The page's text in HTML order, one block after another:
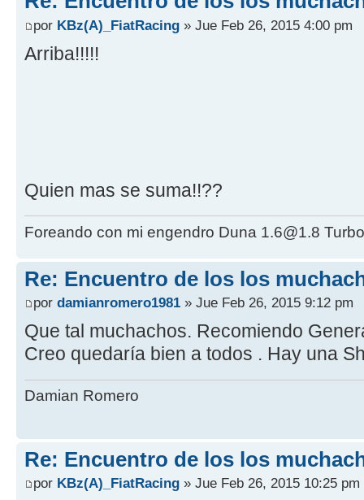
por KBz(A)_FiatRacing » Jue Feb 26, 2015 4:00 pm
Arriba!!!!!
Quien mas se suma!!??
Foreando con mi engendro Duna 1.6@1.8
Re: Encuentro de los los
por damianromero1981 » Jue Feb 26, 2015 9:12 pm
Que tal muchachos. Recomiendo
Creo quedaría bien a todos . Hay una
Damian Romero
Re: Encuentro de los los
por KBz(A)_FiatRacing » Jue Feb 26, 2015 10:25 pm